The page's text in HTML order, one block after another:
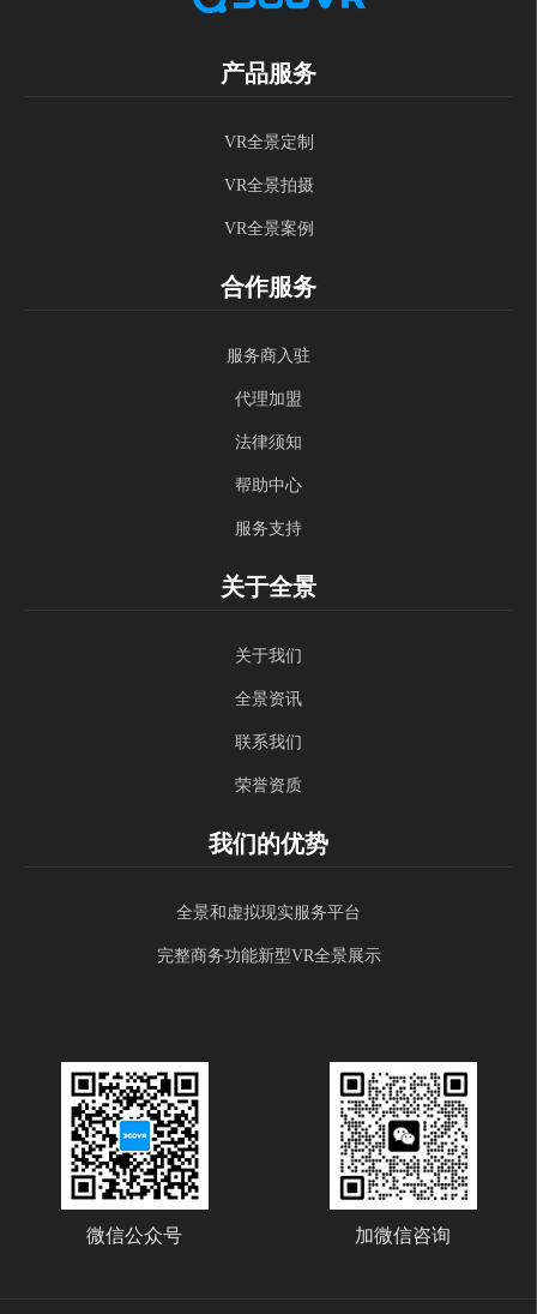
产品服务
VR全景定制
VR全景拍摄
VR全景案例
合作服务
服务商入驻
代理加盟
法律须知
帮助中心
服务支持
关于全景
关于我们
全景资讯
联系我们
荣誉资质
我们的优势
全景和虚拟现实服务平台
完整商务功能新型VR全景展示
微信公众号 加微信咨询